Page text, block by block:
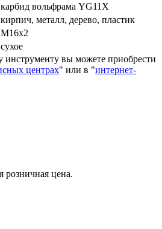
карбид вольфрама YG11X
кирпич, металл, дерево, пластик
М16х2
сухое
инструменту вы можете приобрести
центрах" или в "интернет-
розничная цена.